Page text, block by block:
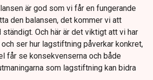
är god som vi får en fungerande
den balansen, det kommer vi att
ständigt. Och här är det viktigt att vi har
ser hur lagstiftning påverkar konkret,
får se konsekvenserna och både
som lagstiftning kan bidra